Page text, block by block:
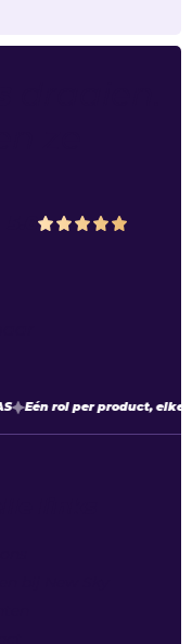
Eén rol per product, elke